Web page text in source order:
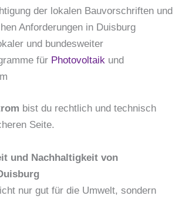
der lokalen Bauvorschriften und
Anforderungen in Duisburg
und bundesweiter
für Photovoltaik und
bist du rechtlich und technisch
Seite.
und Nachhaltigkeit von
nur gut für die Umwelt, sondern